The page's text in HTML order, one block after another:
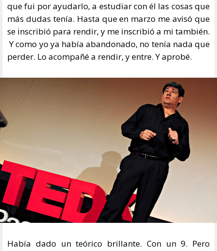
que fui por ayudarlo, a estudiar con él las cosas que
más dudas tenía. Hasta que en marzo me avisó que
se inscribió para rendir, y me inscribió a mi también.
Y como yo ya había abandonado, no tenía nada que
perder. Lo acompañé a rendir, y entre. Y aprobé.
Había dado un teórico brillante. Con un 9. Pero